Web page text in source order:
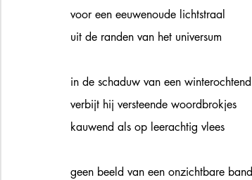
voor een eeuwenoude lichtstraal
uit de randen van het universum
in de schaduw van een winterochtend
verbijt hij versteende woordbrokjes
kauwend als op leerachtig vlees
geen beeld van een onzichtbare band